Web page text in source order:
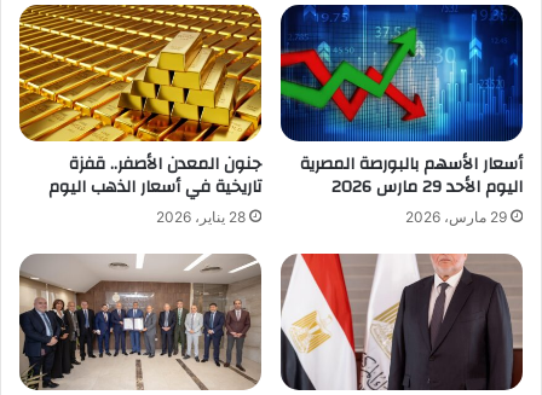
أسعار الأسهم بالبورصة المصرية
اليوم الأحد 29 مارس 2026
29 مارس، 2026
جنون المعدن الأصفر.. قفزة
تاريخية في أسعار الذهب اليوم
28 يناير، 2026